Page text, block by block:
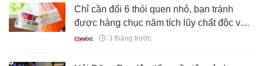
Chỉ cần đổi 6 thói quen nhỏ, bạn tránh
được hàng chục năm tích lũy chất độc vào
người
3 tháng trước